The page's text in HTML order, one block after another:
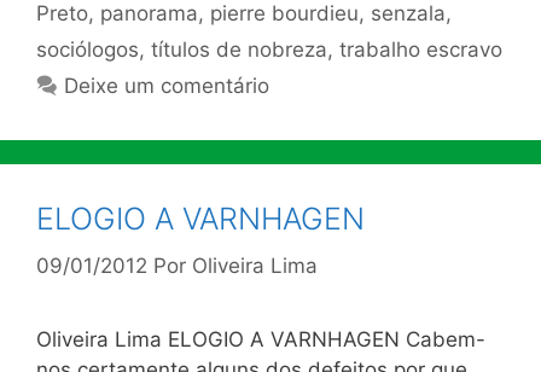
Preto, panorama, pierre bourdieu, senzala,
sociólogos, títulos de nobreza, trabalho escravo
Deixe um comentário
ELOGIO A VARNHAGEN
09/01/2012 Por Oliveira Lima
Oliveira Lima ELOGIO A VARNHAGEN Cabem-